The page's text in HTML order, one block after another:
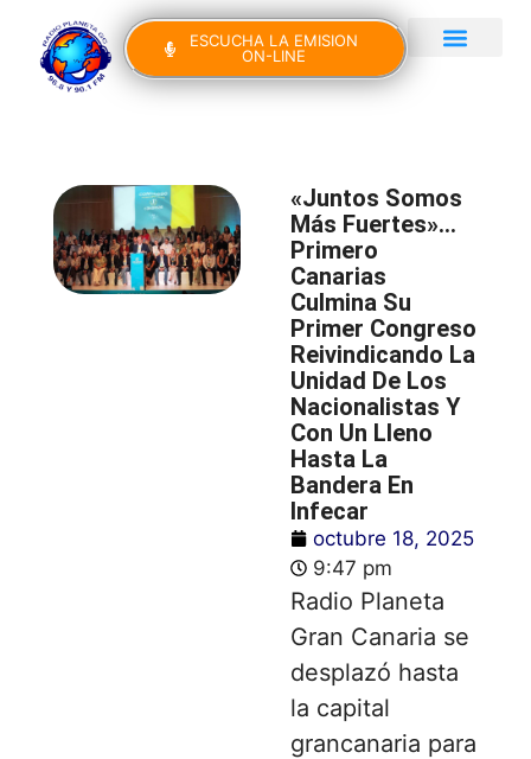
ESCUCHA LA EMISION
ON-LINE
«Juntos Somos
Más Fuertes»…
Primero
Canarias
Culmina Su
Primer Congreso
Reivindicando La
Unidad De Los
Nacionalistas Y
Con Un Lleno
Hasta La
Bandera En
Infecar
octubre 18, 2025
9:47 pm
Radio Planeta
Gran Canaria se
desplazó hasta
la capital
grancanaria para